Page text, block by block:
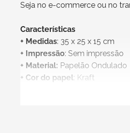
Seja no e-commerce ou no
Características
+ Medidas: 35 x 25 x 15 cm
+ Impressão: Sem impressão
+ Material: Papelão Ondulado
+ Cor do papel: Kraft